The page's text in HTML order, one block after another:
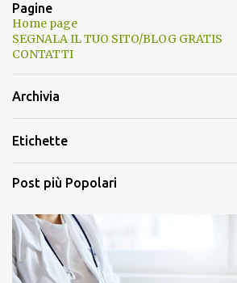
Pagine
Home page
SEGNALA IL TUO SITO/BLOG GRATIS
CONTATTI
Archivia
Etichette
Post più Popolari